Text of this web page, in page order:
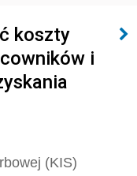
koszty
i
(KIS)